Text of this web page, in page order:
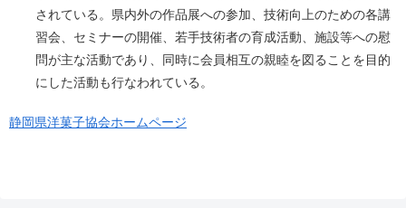
されている。県内外の作品展への参加、技術向上のための各講
習会、セミナーの開催、若手技術者の育成活動、施設等への慰
問が主な活動であり、同時に会員相互の親睦を図ることを目的
にした活動も行なわれている。
静岡県洋菓子協会ホームページ